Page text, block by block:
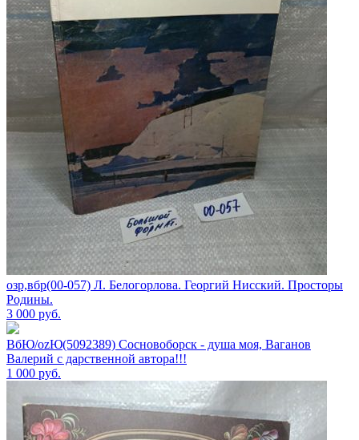
озр,вбр(00-057) Л. Белогорлова. Георгий Нисский. Просторы
Родины.
3 000 руб.
ВбЮ/ozЮ(5092389) Сосновоборск - душа моя, Ваганов
Валерий с дарственной автора!!!
1 000 руб.